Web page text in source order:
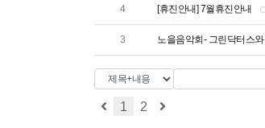
4 [휴진안내] 7월휴진안내
3 노을음악회- 그린닥터스
1 2